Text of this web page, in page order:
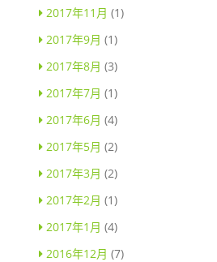
2017年11月 (1)
2017年9月 (1)
2017年8月 (3)
2017年7月 (1)
2017年6月 (4)
2017年5月 (2)
2017年3月 (2)
2017年2月 (1)
2017年1月 (4)
2016年12月 (7)